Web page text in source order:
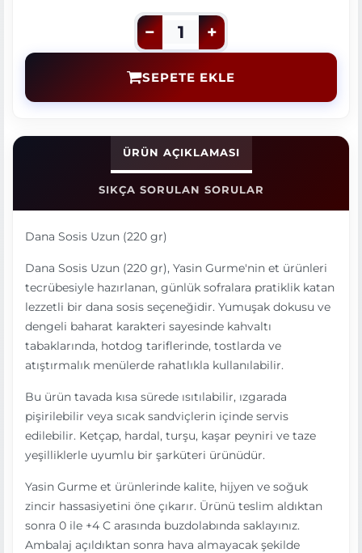
− 1 +
SEPETE EKLE
ÜRÜN AÇIKLAMASI
SIKÇA SORULAN SORULAR
Dana Sosis Uzun (220 gr)
Dana Sosis Uzun (220 gr), Yasin Gurme'nin et ürünleri
tecrübesiyle hazırlanan, günlük sofralara pratiklik katan
lezzetli bir dana sosis seçeneğidir. Yumuşak dokusu ve
dengeli baharat karakteri sayesinde kahvaltı
tabaklarında, hotdog tariflerinde, tostlarda ve
atıştırmalık menülerde rahatlıkla kullanılabilir.
Bu ürün tavada kısa sürede ısıtılabilir, ızgarada
pişirilebilir veya sıcak sandviçlerin içinde servis
edilebilir. Ketçap, hardal, turşu, kaşar peyniri ve taze
yeşilliklerle uyumlu bir şarküteri ürünüdür.
Yasin Gurme et ürünlerinde kalite, hijyen ve soğuk
zincir hassasiyetini öne çıkarır. Ürünü teslim aldıktan
sonra 0 ile +4 C arasında buzdolabında saklayınız.
Ambalaj açıldıktan sonra hava almayacak şekilde